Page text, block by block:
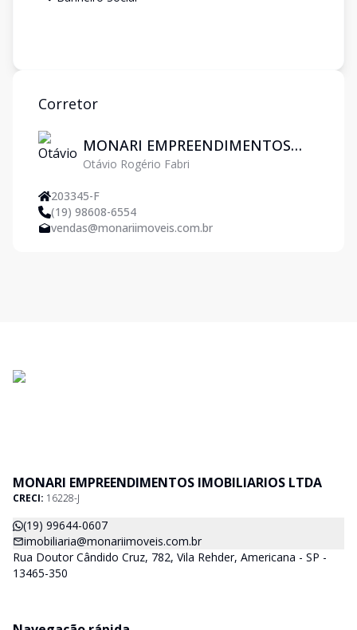
Corretor
MONARI EMPREENDIMENTOS
IMOBILIARIOS LTDA
Otávio Rogério Fabri
203345-F
(19) 98608-6554
vendas@monariimoveis.com.br
MONARI EMPREENDIMENTOS IMOBILIARIOS LTDA
CRECI: 16228-J
(19) 99644-0607
imobiliaria@monariimoveis.com.br
Rua Doutor Cândido Cruz, 782, Vila Rehder, Americana - SP -
13465-350